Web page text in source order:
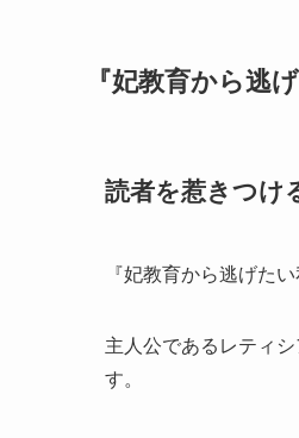
『妃教育から逃
読者を惹きつけ
『妃教育から逃げた
主人公であるレティ
す。